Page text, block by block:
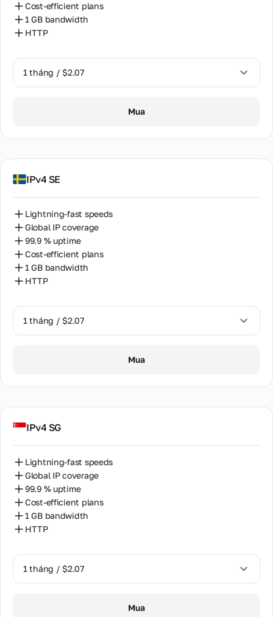
Cost-efficient plans
1 GB bandwidth
HTTP
1 tháng / $2.07
Mua
IPv4 SE
Lightning-fast speeds
Global IP coverage
99.9 % uptime
Cost-efficient plans
1 GB bandwidth
HTTP
1 tháng / $2.07
Mua
IPv4 SG
Lightning-fast speeds
Global IP coverage
99.9 % uptime
Cost-efficient plans
1 GB bandwidth
HTTP
1 tháng / $2.07
Mua